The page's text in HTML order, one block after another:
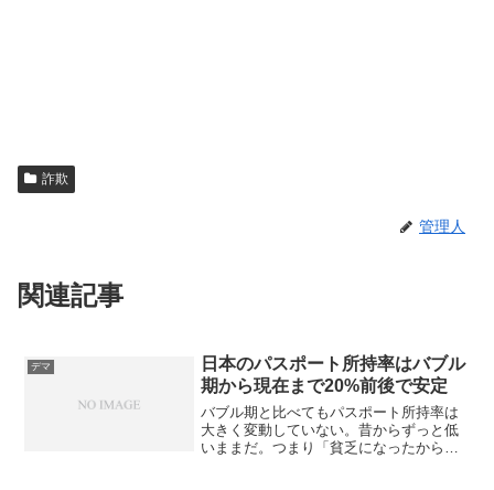
詐欺
管理人
関連記事
デマ
日本のパスポート所持率はバブル
期から現在まで20%前後で安定
バブル期と比べてもパスポート所持率は
大きく変動していない。昔からずっと低
いままだ。つまり「貧乏になったからパ